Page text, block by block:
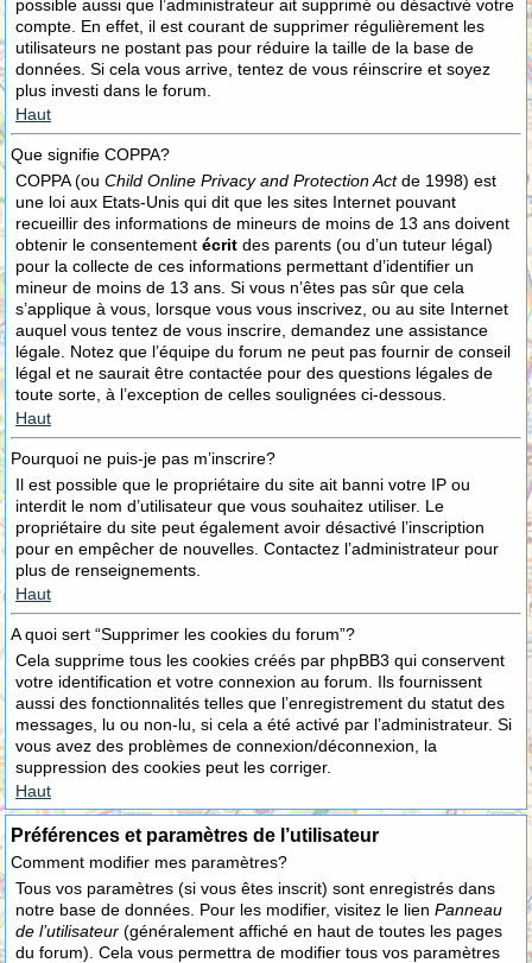
possible aussi que l’administrateur ait supprimé ou désactivé votre
compte. En effet, il est courant de supprimer régulièrement les
utilisateurs ne postant pas pour réduire la taille de la base de
données. Si cela vous arrive, tentez de vous réinscrire et soyez
plus investi dans le forum.
Haut
Que signifie COPPA?
COPPA (ou Child Online Privacy and Protection Actde 1998) est
une loi aux Etats-Unis qui dit que les sites Internet pouvant
recueillir des informations de mineurs de moins de 13 ans doivent
obtenir le consentement écrit des parents (ou d’un tuteur légal)
pour la collecte de ces informations permettant d’identifier un
mineur de moins de 13 ans. Si vous n’êtes pas sûr que cela
s’applique à vous, lorsque vous vous inscrivez, ou au site Internet
auquel vous tentez de vous inscrire, demandez une assistance
légale. Notez que l’équipe du forum ne peut pas fournir de conseil
légal et ne saurait être contactée pour des questions légales de
toute sorte, à l’exception de celles soulignées ci-dessous.
Haut
Pourquoi ne puis-je pas m’inscrire?
Il est possible que le propriétaire du site ait banni votre IP ou
interdit le nom d’utilisateur que vous souhaitez utiliser. Le
propriétaire du site peut également avoir désactivé l’inscription
pour en empêcher de nouvelles. Contactez l’administrateur pour
plus de renseignements.
Haut
A quoi sert “Supprimer les cookies du forum”?
Cela supprime tous les cookies créés par phpBB3 qui conservent
votre identification et votre connexion au forum. Ils fournissent
aussi des fonctionnalités telles que l’enregistrement du statut des
messages, lu ou non-lu, si cela a été activé par l’administrateur. Si
vous avez des problèmes de connexion/déconnexion, la
suppression des cookies peut les corriger.
Haut
Préférences et paramètres de l’utilisateur
Comment modifier mes paramètres?
Tous vos paramètres (si vous êtes inscrit) sont enregistrés dans
notre base de données. Pour les modifier, visitez le lien Panneau
de l’utilisateur (généralement affiché en haut de toutes les pages
du forum). Cela vous permettra de modifier tous vos paramètres